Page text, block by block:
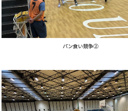
パン食い競争②